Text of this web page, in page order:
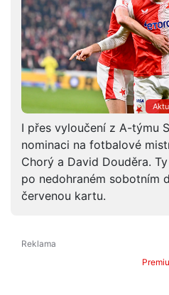
I přes vyloučení z A-týmu
nominaci na fotbalové
Chorý a David Douděra.
po nedohraném sobotním
červenou kartu.